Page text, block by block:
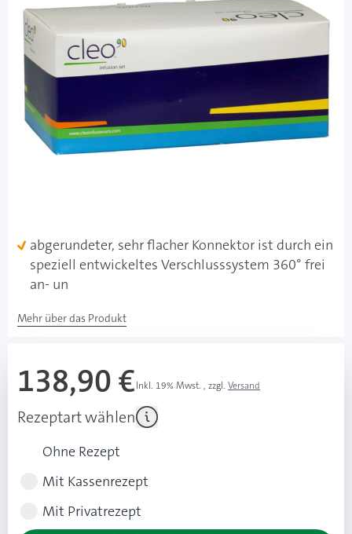
Cleo 90 6 mm / 60 cm - Katheter mit
Teflonkanüle / 10 Stück
PZN: 11018871 / Diashop.de Kat.-Nr.
sofort verfügbar
Lieferzeit 1-3 Werktage
Besonderheiten
abgerundeter, sehr flacher Konnektor ist durch ein
speziell entwickeltes Verschlusssystem 360° frei
an- un
Mehr über das Produkt
138,90 €Inkl. 19% Mwst. , zzgl. Versand
Rezeptart wählen
Ohne Rezept
Mit Kassenrezept
Mit Privatrezept